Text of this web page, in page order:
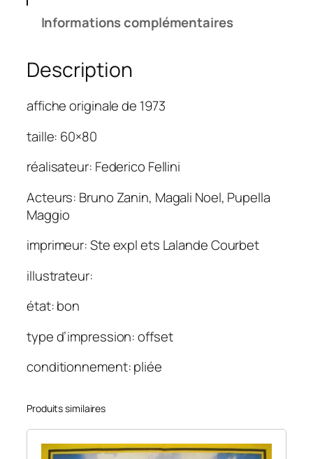
A
m
a
r
c
r
6
0
×
0
Informations complémentaires
Description
affiche originale de 1973
taille: 60×80
réalisateur: Federico Fellini
Acteurs: Bruno Zanin, Magali Noel, Pupella
Maggio
imprimeur: Ste expl ets Lalande Courbet
illustrateur:
état: bon
type d’impression: offset
conditionnement: pliée
Produits similaires